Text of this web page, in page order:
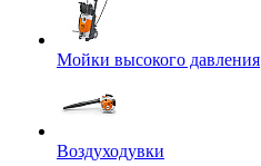
Мойки высокого давления
Воздуходувки